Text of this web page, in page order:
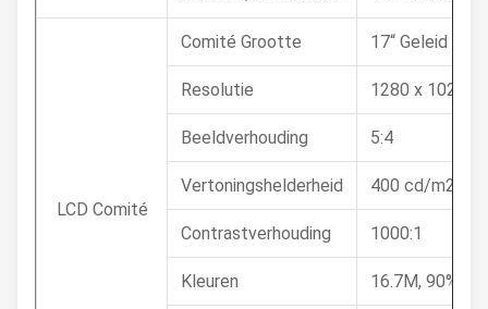
LCD Comité
Comité Grootte 17“ Geleid
Resolutie 1280 x 1024
Beeldverhouding 5:4
Vertoningshelderheid 400 cd/m2
Contrastverhouding 1000:1
Kleuren 16.7M, 90%